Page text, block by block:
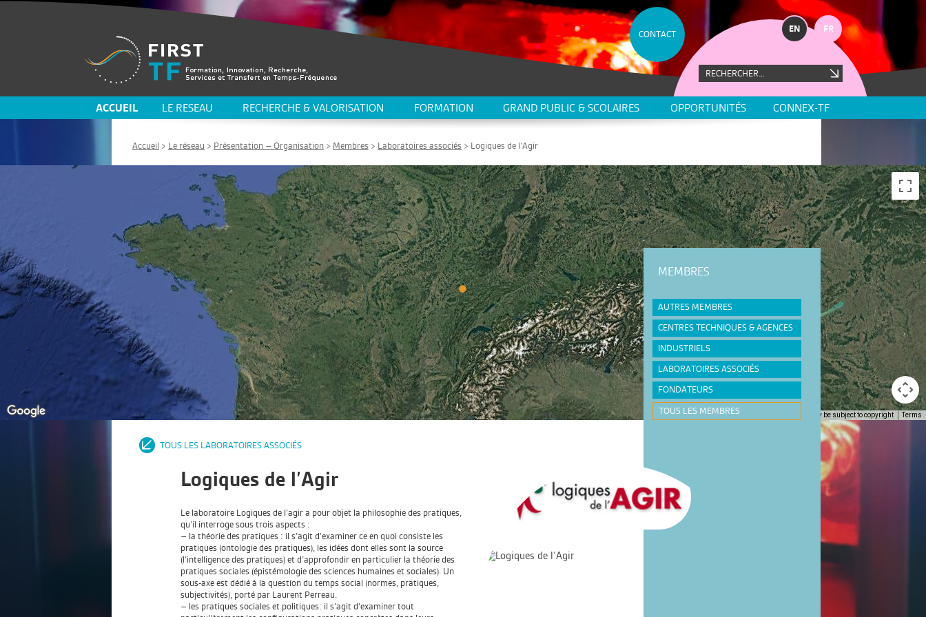
EN FR
CONTACT
ACCUEIL LE RESEAU RECHERCHE & VALORISATION FORMATION GRAND PUBLIC & SCOLAIRES OPPORTUNITÉS CONNEX-TF
Accueil > Le réseau > Présentation – Organisation > Membres > Laboratoires associés > Logiques de l’Agir
Keyboard shortcuts Image may be subject to copyright Terms
TOUS LES LABORATOIRES ASSOCIÉS
Logiques de l’Agir
Le laboratoire Logiques de l’agir a pour objet la philosophie des pratiques,
qu’il interroge sous trois aspects :
– la théorie des pratiques : il s’agit d’examiner ce en quoi consiste les
pratiques (ontologie des pratiques), les idées dont elles sont la source
(l’intelligence des pratiques) et d’approfondir en particulier la théorie des
pratiques sociales (épistémologie des sciences humaines et sociales). Un
sous-axe est dédié à la question du temps social (normes, pratiques,
subjectivités), porté par Laurent Perreau.
– les pratiques sociales et politiques: il s’agit d’examiner tout
MEMBRES
AUTRES MEMBRES
CENTRES TECHNIQUES & AGENCES
INDUSTRIELS
LABORATOIRES ASSOCIÉS
FONDATEURS
TOUS LES MEMBRES